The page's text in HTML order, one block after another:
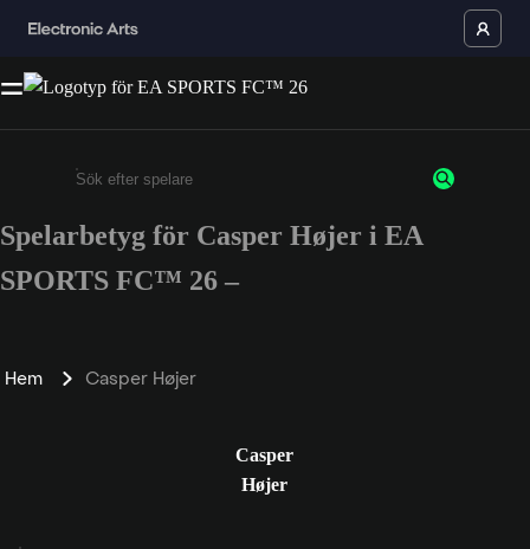
Ange minst 3 tecken eller siffror
Spelarbetyg för Casper Højer i EA
SPORTS FC™ 26 –
Hem Casper Højer
Casper
Højer